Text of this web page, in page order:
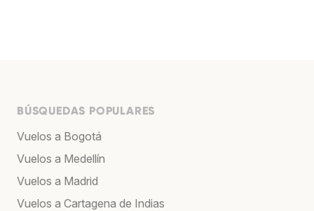
BÚSQUEDAS POPULARES
Vuelos a Bogotá
Vuelos a Medellín
Vuelos a Madrid
Vuelos a Cartagena de Indias